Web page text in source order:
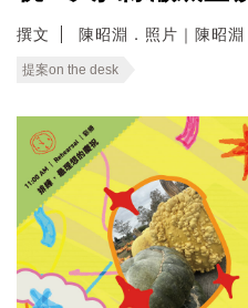
撰文 陳昭淵．照片｜陳昭淵
提案on the desk